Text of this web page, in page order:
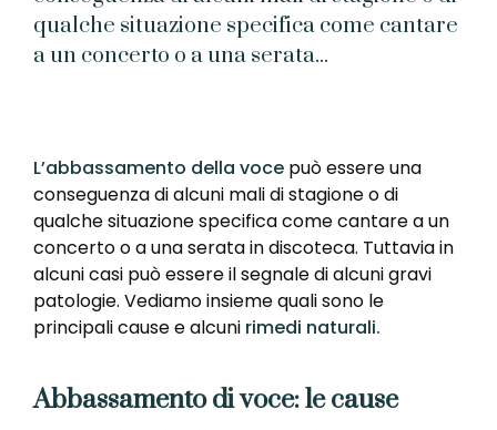
qualche situazione specifica come cantare
a un concerto o a una serata...
L’abbassamento della voce può essere una
conseguenza di alcuni mali di stagione o di
qualche situazione specifica come cantare a un
concerto o a una serata in discoteca. Tuttavia in
alcuni casi può essere il segnale di alcuni gravi
patologie. Vediamo insieme quali sono le
principali cause e alcuni rimedi naturali.
Abbassamento di voce: le cause